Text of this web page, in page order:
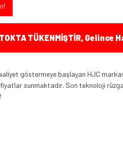
TÜKENMİŞTİR, Gelince
göstermeye başlayan HJC
sunmaktadır. Son teknoloji